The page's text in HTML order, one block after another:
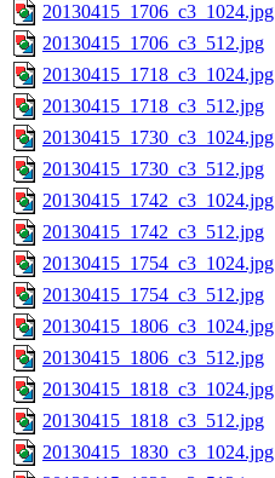
20130415_1706_c3_1024.jpg
20130415_1706_c3_512.jpg
20130415_1718_c3_1024.jpg
20130415_1718_c3_512.jpg
20130415_1730_c3_1024.jpg
20130415_1730_c3_512.jpg
20130415_1742_c3_1024.jpg
20130415_1742_c3_512.jpg
20130415_1754_c3_1024.jpg
20130415_1754_c3_512.jpg
20130415_1806_c3_1024.jpg
20130415_1806_c3_512.jpg
20130415_1818_c3_1024.jpg
20130415_1818_c3_512.jpg
20130415_1830_c3_1024.jpg